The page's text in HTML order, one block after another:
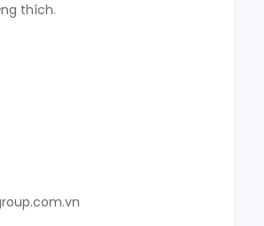
thích.